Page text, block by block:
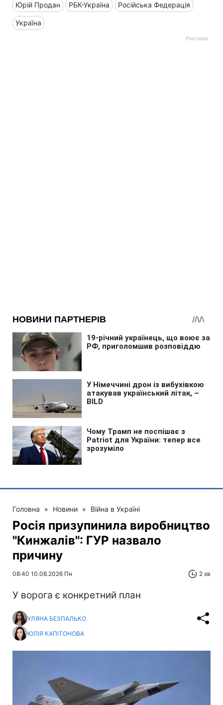
Юрій Продан РБК-Україна Російська Федерація
Україна
Головна » Новини » Війна в Україні
Росія призупинила виробництво
"Кинжалів": ГУР назвало
причину
08:40 10.08.2026 Пн 2 хв
У ворога є конкретний план
УЛЯНА БЕЗПАЛЬКО
ЮЛІЯ КАПІТОНОВА